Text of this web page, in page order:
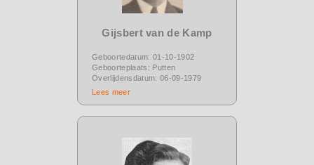
Gijsbert van de Kamp
Geboortedatum: 01-10-1902
Geboorteplaats: Putten
Overlijdensdatum: 06-09-1979
Lees meer